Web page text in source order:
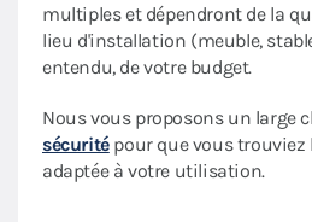
multiples et dépendront de la
lieu d'installation (meuble,
entendu, de votre budget.
Nous vous proposons un large
sécuritépour que vous trouviez
adaptée à votre utilisation.